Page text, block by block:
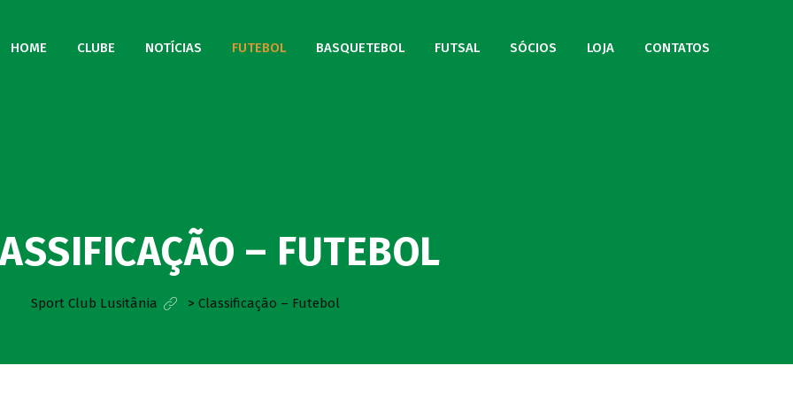
HOME CLUBE NOTÍCIAS FUTEBOL BASQUETEBOL FUTSAL SÓCIOS LOJA CONTATOS
– FUTEBOL
Sport Club Lusitânia > Classificação – Futebol